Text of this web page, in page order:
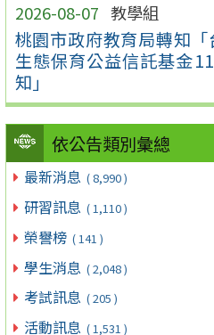
2026-08-07 教學組
桃園市政府教育局轉知
生態保育公益信託基金
知」
依公告類別彙總
最新消息 ( 8,990 )
研習訊息 ( 1,110 )
榮譽榜 ( 141 )
學生消息 ( 2,048 )
考試訊息 ( 205 )
活動訊息 ( 1,531 )